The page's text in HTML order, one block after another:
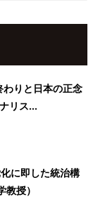
わりと日本の正念
リス...
に即した統治構
授）